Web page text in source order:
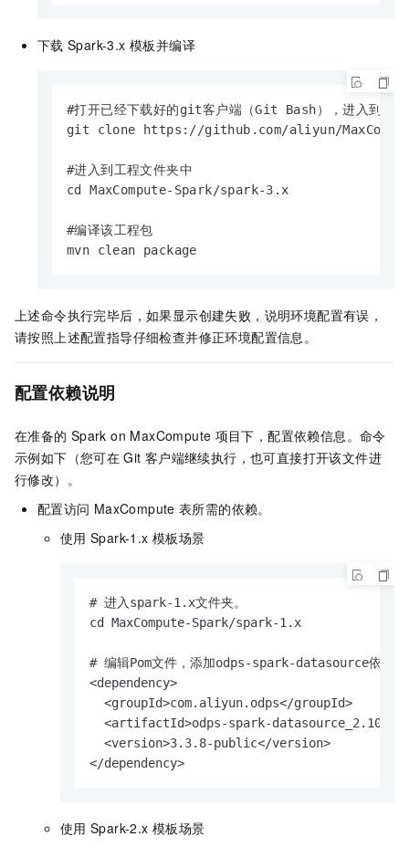
下载 Spark-3.x 模板并编译
#打开已经下载好的git客户端（Git Bash），进入到需要
git clone https://github.com/aliyun/
#进入到工程文件夹中
cd MaxCompute-Spark/spark-3.x
#编译该工程包
mvn clean package
上述命令执行完毕后，如果显示创建失败，说明环境配置有误，
请按照上述配置指导仔细检查并修正环境配置信息。
配置依赖说明
在准备的 Spark on MaxCompute 项目下，配置依赖信息。命令
示例如下（您可在 Git 客户端继续执行，也可直接打开该文件进
行修改）。
配置访问 MaxCompute 表所需的依赖。
使用 Spark-1.x 模板场景
# 进入spark-1.x文件夹。
cd MaxCompute-Spark/spark-1.x
# 编辑Pom文件，添加odps-spark-datasource依赖。
<dependency>
  <groupId>com.aliyun.odps</groupId>
<artifactId>odps-spark-datasource_2.10</
  <version>3.3.8-public</version>
</dependency>
使用 Spark-2.x 模板场景